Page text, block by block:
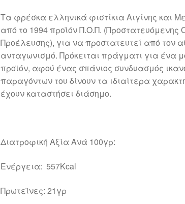
Tα φρέσκα ελληνικά φιστίκια Αιγίνης και
από το 1994 προϊόν Π.Ο.Π. (Προστατευόμενης
Προέλευσης), για να προστατευτεί από τον
ανταγωνισμό. Πρόκειται πράγματι για ένα
προϊόν, αφού ένας σπάνιος συνδυασμός
παραγόντων του δίνουν τα ιδιαίτερα
έχουν καταστήσει διάσημο.
Διατροφική Αξία Ανά 100γρ:
Ενέργεια: 557Kcal
Πρωτεϊνες: 21γρ